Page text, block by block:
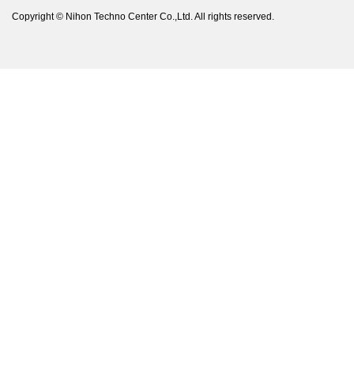
Copyright © Nihon Techno Center Co.,Ltd. All rights reserved.